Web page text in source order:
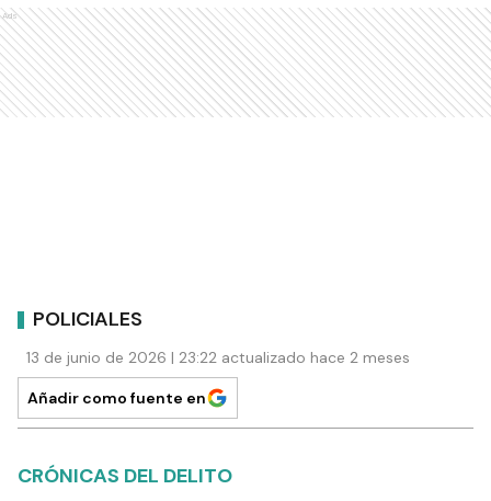
Ads
POLICIALES
13 de junio de 2026 | 23:22 actualizado hace 2 meses
Añadir como fuente en
CRÓNICAS DEL DELITO